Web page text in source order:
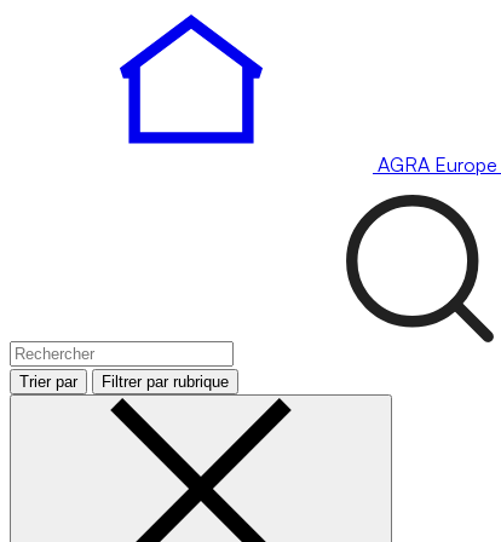
AGRA Europe
Trier par Filtrer par rubrique